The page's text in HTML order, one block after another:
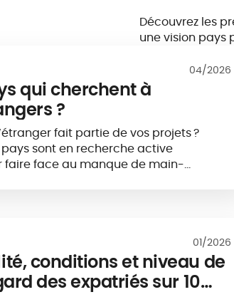
Découvrez les
une vision pays
04/2026
qui cherchent à
?
fait partie de vos projets ?
sont en recherche active
faire face au manque de main-
01/2026
conditions et niveau de
des expatriés sur 10